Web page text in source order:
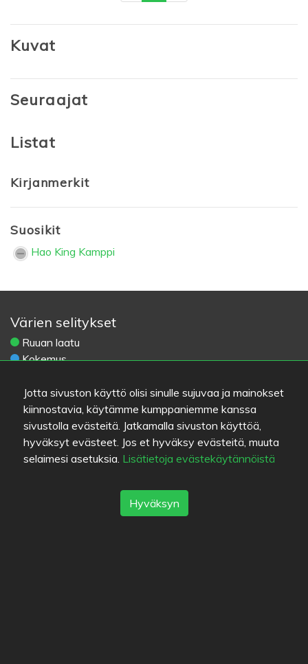
Jotta sivuston käyttö olisi sinulle sujuvaa ja mainokset
kiinnostavia, käytämme kumppaniemme kanssa
sivustolla evästeitä. Jatkamalla sivuston käyttöä,
hyväksyt evästeet. Jos et hyväksy evästeitä, muuta
selaimesi asetuksia. Lisätietoja evästekäytännöistä
Hyväksyn
Kuvat
Seuraajat
Listat
Kirjanmerkit
Suosikit
Hao King Kamppi
Värien selitykset
Ruuan laatu
Kokemus
Linkit
Apua
Lähetä palautetta